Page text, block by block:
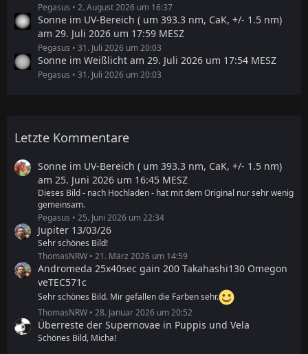
Pegasus 2. August 2026 um 16:37
Sonne im UV-Bereich ( um 393.3 nm, CaK, +/- 1.5 nm)
am 29. Juli 2026 um 17:59 MESZ
Pegasus 31. Juli 2026 um 20:03
Sonne im Weißlicht am 29. Juli 2026 um 17:54 MESZ
Pegasus 31. Juli 2026 um 20:03
Letzte Kommentare
Sonne im UV-Bereich ( um 393.3 nm, CaK, +/- 1.5 nm)
am 25. Juni 2026 um 16:45 MESZ
Dieses Bild - nach Hochladen - hat mit dem Original nur sehr wenig
gemeinsam.
Pegasus
25. Juni 2026 um 22:34
Jupiter 13/03/26
Sehr schönes Bild!
ThomasNRW
21. März 2026 um 14:59
Andromeda 25x40sec gain 200 Takahashi130 Omegon
veTEC571c
Sehr schönes Bild. Mir gefallen die Farben sehr.
ThomasNRW
28. Januar 2026 um 20:52
Überreste der Supernovae in Puppis und Vela
Schönes Bild, Micha!